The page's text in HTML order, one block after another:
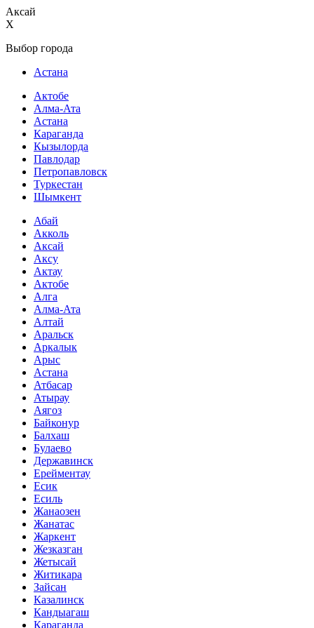
Аксай
X
Выбор города
Астана
Актобе
Алма-Ата
Астана
Караганда
Кызылорда
Павлодар
Петропавловск
Туркестан
Шымкент
Абай
Акколь
Аксай
Аксу
Актау
Актобе
Алга
Алма-Ата
Алтай
Аральск
Аркалык
Арыс
Астана
Атбасар
Атырау
Аягоз
Байконур
Балхаш
Булаево
Державинск
Ерейментау
Есик
Есиль
Жанаозен
Жанатас
Жаркент
Жезказган
Жетысай
Житикара
Зайсан
Казалинск
Кандыагаш
Караганда